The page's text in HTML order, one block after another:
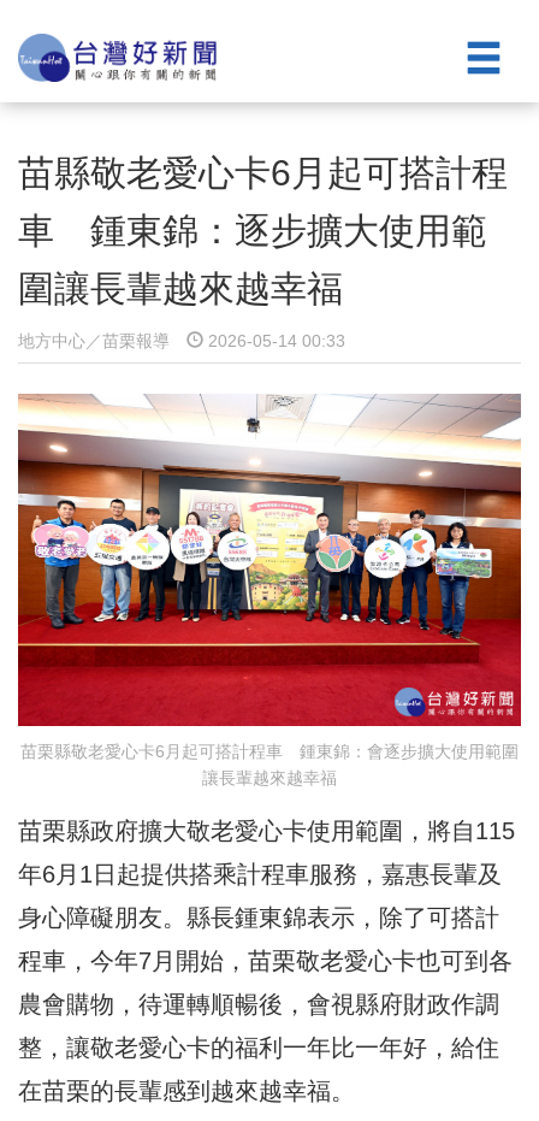
苗縣敬老愛心卡6月起可搭計程
車 鍾東錦：逐步擴大使用範
圍讓長輩越來越幸福
地方中心／苗栗報導 2026-05-14 00:33
苗栗縣敬老愛心卡6月起可搭計程車 鍾東錦：會逐步擴大使用範圍
讓長輩越來越幸福
苗栗縣政府擴大敬老愛心卡使用範圍，將自115
年6月1日起提供搭乘計程車服務，嘉惠長輩及
身心障礙朋友。縣長鍾東錦表示， 除了可搭計
程車， 今年7月開始，苗栗敬老愛心卡也可到各
農會購物，待運轉順暢後，會視縣府財政作調
整，讓敬老愛心卡的福利一年比一年好，給住
在苗栗的長輩感到越來越幸福。